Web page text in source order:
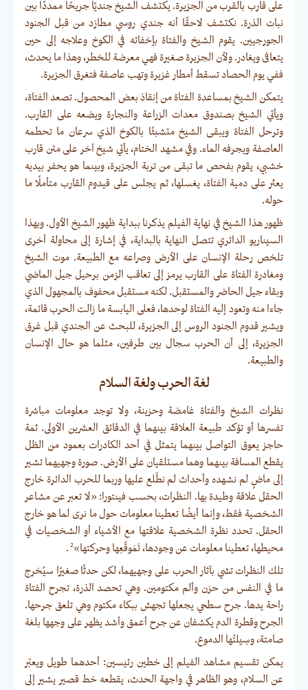
على قارب بالقرب من الجزيرة. يكتشف الشيخ جنديًا جريحًا ممددًا بين
نبات الذرة. نكتشف لاحقًا أنه جندي روسي مطارَد من قبل الجنود
الجورجيين. يقوم الشيخ والفتاة بإخفائه في الكوخ وعلاجه إلى حين
يتعافى ويغادر. ولأن الجزيرة صغيرة فهي معرضة للخطر، وهذا ما يحدث،
ففي يوم الحصاد تسقط أمطار غزيرة وتهب عاصفة فتغرق الجزيرة.
يتمكن الشيخ بمساعدة الفتاة من إنقاذ بعض المحصول. تصعد الفتاة،
ويأتي الشيخ بصندوق معدات الزراعة والنجارة ويضعه على القارب.
وترحل الفتاة ويبقى الشيخ متشبثًا بالكوخ الذي سرعان ما تحطمه
العاصفة ويجرفه الماء. وفي مشهد الختام، يأتي شيخ آخر على متن قارب
خشبي، يقوم بفحص ما تبقى من تربة الجزيرة، وبينما هو يحفر بيديه
يعثر على دمية الفتاة، يغسلها، ثم يجلس على قيدوم القارب متأملًا ما
حوله.
ظهور هذا الشيخ في نهاية الفيلم يذكرنا ببداية ظهور الشيخ الأول. وبهذا
السيناريو الدائري تتصل النهاية بالبداية، في إشارة إلى محاولة أخرى
تلخص رحلة الإنسان على الأرض وصراعه مع الطبيعة. موت الشيخ
ومغادرة الفتاة على القارب يرمز إلى تعاقب الزمن برحيل جيل الماضي
وبقاء جيل الحاضر والمستقبل. لكنه مستقبل محفوف بالمجهول الذي
جاءا منه وتعود إليه الفتاة لوحدها، فعلى اليابسة ما زالت الحرب قائمة،
ويشير قدوم الجنود الروس إلى الجزيرة، للبحث عن الجندي قبل غرق
الجزيرة، إلى أن الحرب سجال بين طرفين، مثلما هو حال الإنسان
والطبيعة.
لغة الحرب ولغة السلام
نظرات الشيخ والفتاة غامضة وحزينة، ولا توجد معلومات مباشرة
تفسرها أو تؤكد طبيعة العلاقة بينهما في الدقائق العشرين الأولى. ثمة
حاجز يعوق التواصل بينهما يتمثل في أحد الكادرات بعمود من الظل
يقطع المسافة بينهما وهما مستلقيان على الأرض. صورة وجهيهما تشير
إلى ماضٍ لم نشهده وأحداث لم نطّلع عليها وربما للحرب الدائرة خارج
الحقل علاقة وطيدة بها. النظرات، بحسب فينتورا: «لا تعبر عن مشاعر
الشخصية فقط، وإنما أيضًا تعطينا معلومات حول ما نرى لما هو خارج
الحقل. تحدد نظرة الشخصية علاقتها مع الأشياء أو الشخصيات في
محيطها، تعطينا معلومات عن وجودها، تَمَوقُعِها وحركتها»2
.
تلك النظرات تشي بآثار الحرب على وجهيهما، لكن حدثًا صغيرًا سيُخرج
ما في النفس من حزن وألم مكتومين. وهي تحصد الذرة، تجرح الفتاة
راحة يدها. جرح سطحي يجعلها تجهش ببكاء مكتوم وهي تلعق جرحها.
الجرح وقطرة الدم يكشفان عن جرح أعمق وأشد يظهر على وجهها بلغة
صامتة، وسِيلتُها الدموع.
يمكن تقسيم مشاهد الفيلم إلى خطين رئيسين: أحدهما طويل ويعبّر
عن السلام، وهو الظاهر في واجهة الحدث، يقطعه خط قصير يشير إلى